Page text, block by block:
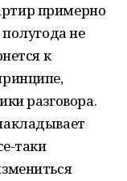
примерно
не
к
разговора.
таки